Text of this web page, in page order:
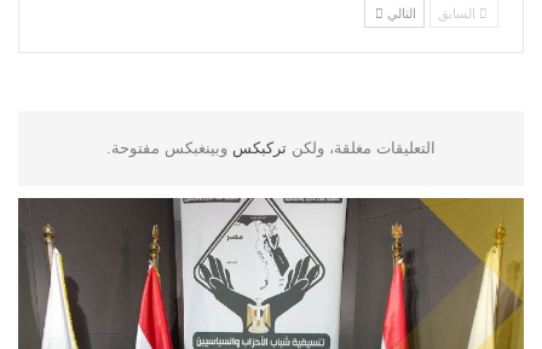
السابق التالي
التعليقات مغلقة، ولكن تركبكس وبينغبكس مفتوحة.